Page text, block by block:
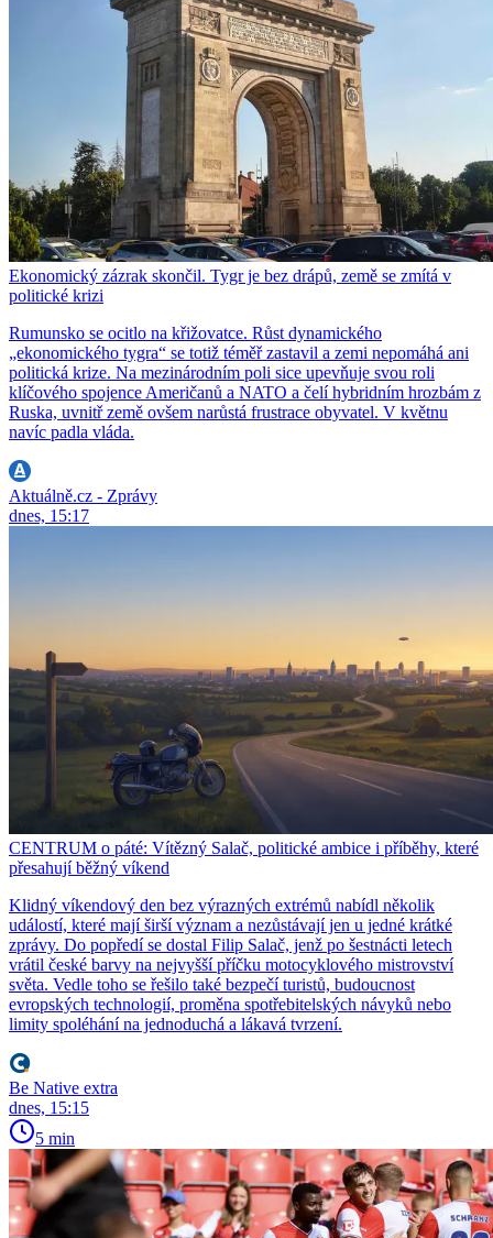
Ekonomický zázrak skončil. Tygr je bez drápů, země se zmítá v
politické krizi
Rumunsko se ocitlo na křižovatce. Růst dynamického
„ekonomického tygra“ se totiž téměř zastavil a zemi nepomáhá ani
politická krize. Na mezinárodním poli sice upevňuje svou roli
klíčového spojence Američanů a NATO a čelí hybridním hrozbám z
Ruska, uvnitř země ovšem narůstá frustrace obyvatel. V květnu
navíc padla vláda.
Aktuálně.cz - Zprávy
dnes, 15:17
CENTRUM o páté: Vítězný Salač, politické ambice i příběhy, které
přesahují běžný víkend
Klidný víkendový den bez výrazných extrémů nabídl několik
událostí, které mají širší význam a nezůstávají jen u jedné krátké
zprávy. Do popředí se dostal Filip Salač, jenž po šestnácti letech
vrátil české barvy na nejvyšší příčku motocyklového mistrovství
světa. Vedle toho se řešilo také bezpečí turistů, budoucnost
evropských technologií, proměna spotřebitelských návyků nebo
limity spoléhání na jednoduchá a lákavá tvrzení.
Be Native extra
dnes, 15:15
5 min